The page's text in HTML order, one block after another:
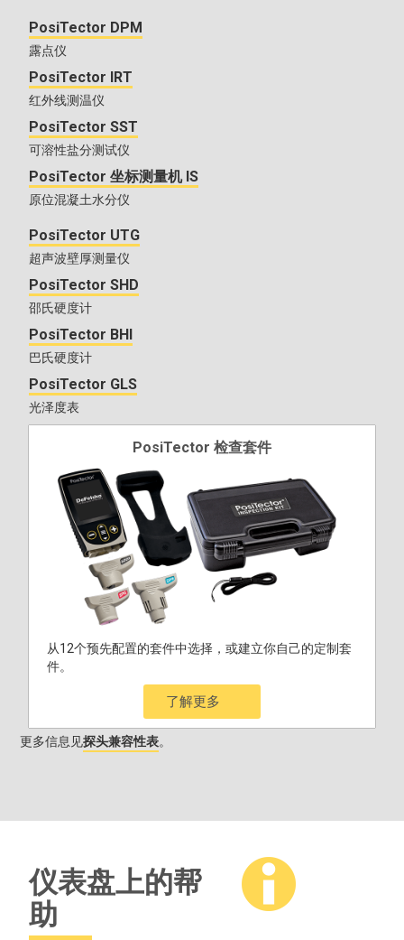
PosiTector DPM
露点仪
PosiTector IRT
红外线测温仪
PosiTector SST
可溶性盐分测试仪
PosiTector 坐标测量机 IS
原位混凝土水分仪
PosiTector UTG
超声波壁厚测量仪
PosiTector SHD
邵氏硬度计
PosiTector BHI
巴氏硬度计
PosiTector GLS
光泽度表
PosiTector 检查套件
从12个预先配置的套件中选择，或建立你自己的定制套
件。
了解更多
更多信息见探头兼容性表。
仪表盘上的帮
助